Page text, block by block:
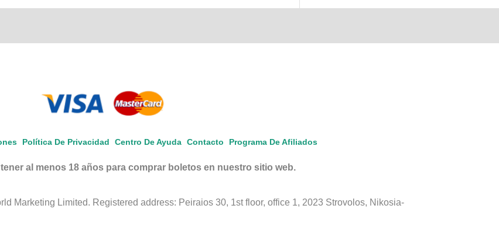
Política De Privacidad Centro De Ayuda Contacto Programa De Afiliados
al menos 18 años para comprar boletos en nuestro sitio web.
Marketing Limited. Registered address: Peiraios 30, 1st floor, office 1, 2023 Strovolos, Nikosia-